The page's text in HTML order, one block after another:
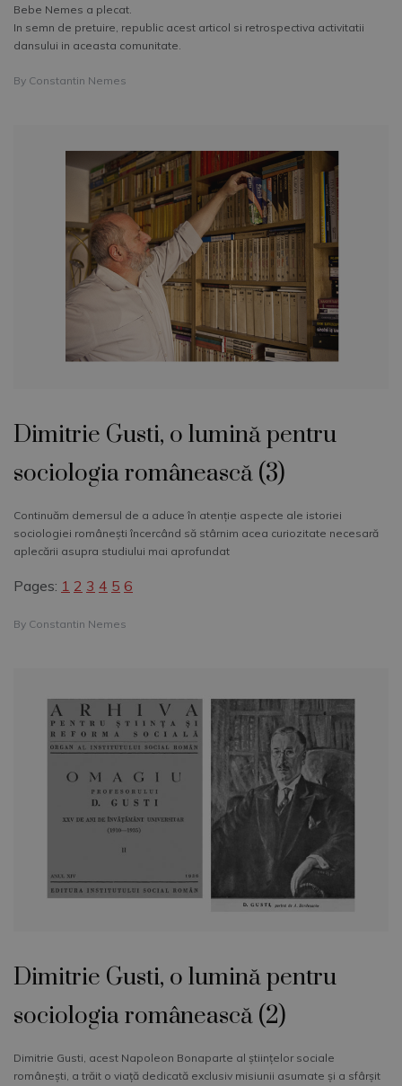
Bebe Nemes a plecat.
In semn de pretuire, republic acest articol si retrospectiva activitatii
dansului in aceasta comunitate.
By Constantin Nemes
Dimitrie Gusti, o lumină pentru
sociologia românească (3)
Continuăm demersul de a aduce în atenţie aspecte ale istoriei
sociologiei româneşti încercând să stârnim acea curiozitate necesară
aplecării asupra studiului mai aprofundat
Pages: 1 2 3 4 5 6
By Constantin Nemes
Dimitrie Gusti, o lumină pentru
sociologia românească (2)
Dimitrie Gusti, acest Napoleon Bonaparte al ştiinţelor sociale
româneşti, a trăit o viaţă dedicată exclusiv misiunii asumate şi a sfârşit